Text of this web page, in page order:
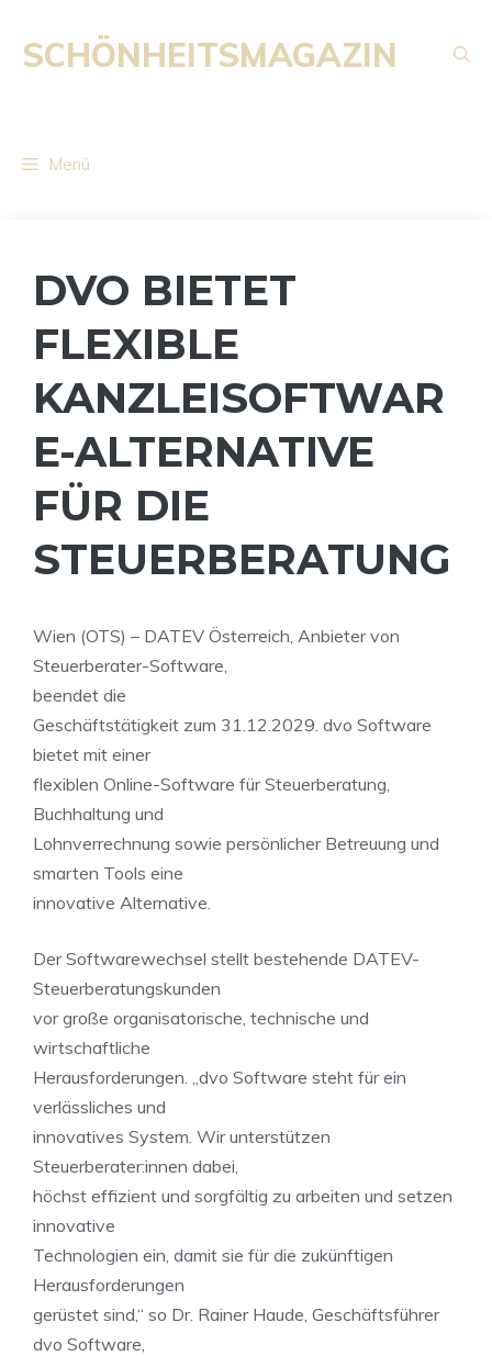
Inhalt
springen
SCHÖNHEITSMAGAZIN
Menü
DVO BIETET
FLEXIBLE
KANZLEISOFTWAR
E-ALTERNATIVE
FÜR DIE
STEUERBERATUNG
Wien (OTS) – DATEV Österreich, Anbieter von
Steuerberater-Software,
beendet die
Geschäftstätigkeit zum 31.12.2029. dvo Software
bietet mit einer
flexiblen Online-Software für Steuerberatung,
Buchhaltung und
Lohnverrechnung sowie persönlicher Betreuung und
smarten Tools eine
innovative Alternative.
Der Softwarewechsel stellt bestehende DATEV-
Steuerberatungskunden
vor große organisatorische, technische und
wirtschaftliche
Herausforderungen. „dvo Software steht für ein
verlässliches und
innovatives System. Wir unterstützen
Steuerberater:innen dabei,
höchst effizient und sorgfältig zu arbeiten und setzen
innovative
Technologien ein, damit sie für die zukünftigen
Herausforderungen
gerüstet sind,“ so Dr. Rainer Haude, Geschäftsführer
dvo Software,